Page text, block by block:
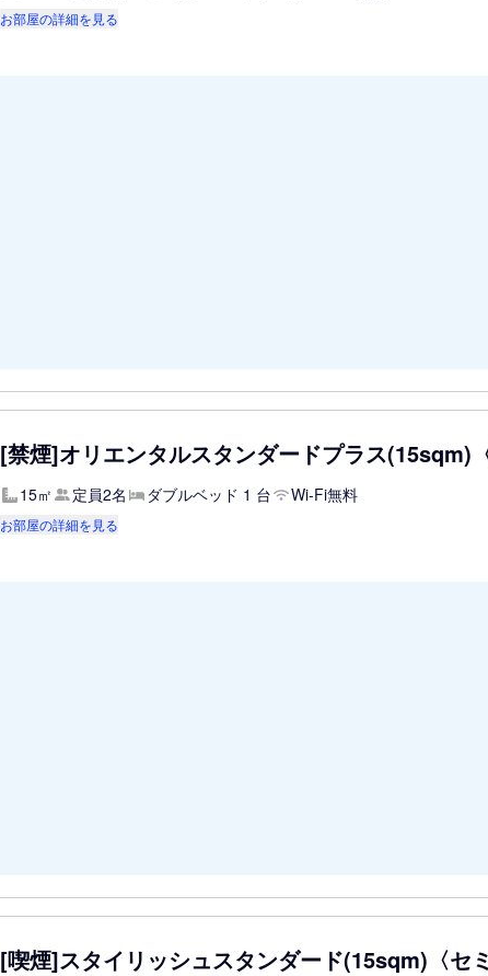
お部屋の詳細を見る
[禁煙]オリエンタルスタンダードプラス(15sqm)
15㎡ 定員2名 ダブルベッド 1 台 Wi-Fi無料
お部屋の詳細を見る
[喫煙]スタイリッシュスタンダード(15sqm)〈セ